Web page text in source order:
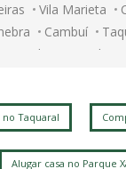
Vila Marieta
Cambuí
Vila Proost de
e Siqueira
Parque
Chácara da Barra
no Taquaral
Alugar casa no Parque